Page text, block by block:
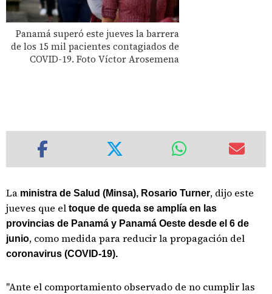
Panamá superó este jueves la barrera
de los 15 mil pacientes contagiados de
COVID-19. Foto Víctor Arosemena
La ministra de Salud (Minsa), Rosario Turner, dijo este
jueves que el toque de queda se amplía en las
provincias de Panamá y Panamá Oeste desde el 6 de
junio, como medida para reducir la propagación del
coronavirus (COVID-19).
"Ante el comportamiento observado de no cumplir las